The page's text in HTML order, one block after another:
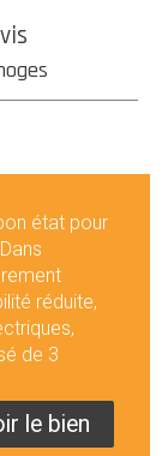
état pour
réduite,
de 3
le bien